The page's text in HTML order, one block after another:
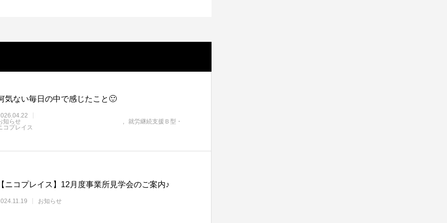
気ない毎日の中で感じたこと🙂
知らせ
就労継続支援Ｂ型・
コプレイス
ニコプレイス】12月度事業所見学会のご案内♪
お知らせ